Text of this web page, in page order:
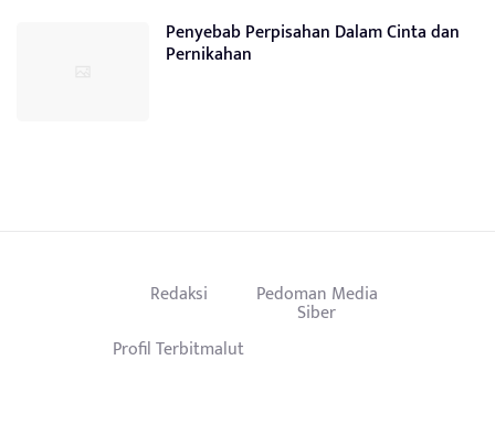
Penyebab Perpisahan Dalam Cinta dan
Pernikahan
Redaksi Pedoman Media
Siber
Profil Terbitmalut